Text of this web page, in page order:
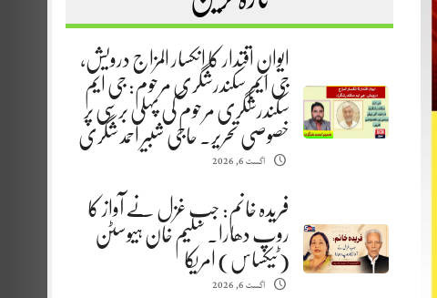
ایوانِ اقتدار کا انکسار المزاج درویش،
جی ایم سکندرشگری مرحوم: جی ایم
سکندرشگری مرحوم کی پہلی برسی پر
خصوصی تحریر. حاجی شبیر احمد شگری
اگست 6, 2026
فریدہ خانم: جب غزل نے آواز کا
روپ دھارا. سلیم خان ہیوسٹن
(ٹیکساس) امریکا
اگست 6, 2026